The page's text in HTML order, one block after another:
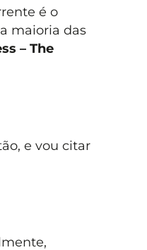
é o
maioria das
– The
e vou citar